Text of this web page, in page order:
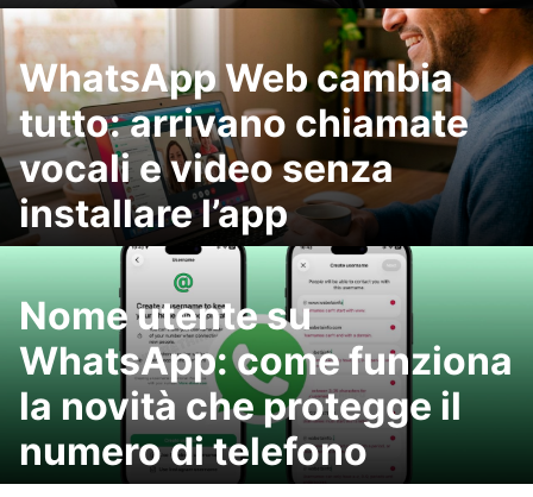
WhatsApp Web cambia
tutto: arrivano chiamate
vocali e video senza
installare l’app
Nome utente su
WhatsApp: come funziona
la novità che protegge il
numero di telefono